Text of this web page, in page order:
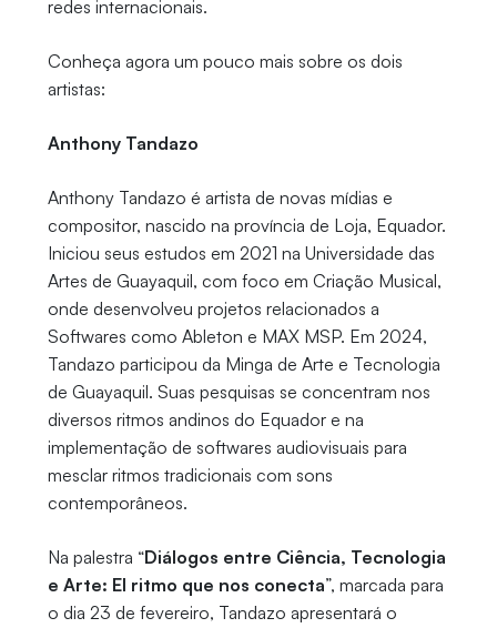
redes internacionais.
Conheça agora um pouco mais sobre os dois
artistas:
Anthony Tandazo
Anthony Tandazo é artista de novas mídias e
compositor, nascido na província de Loja, Equador.
Iniciou seus estudos em 2021 na Universidade das
Artes de Guayaquil, com foco em Criação Musical,
onde desenvolveu projetos relacionados a
Softwares como Ableton e MAX MSP. Em 2024,
Tandazo participou da Minga de Arte e Tecnologia
de Guayaquil. Suas pesquisas se concentram nos
diversos ritmos andinos do Equador e na
implementação de softwares audiovisuais para
mesclar ritmos tradicionais com sons
contemporâneos.
Na palestra “Diálogos entre Ciência, Tecnologia
e Arte: El ritmo que nos conecta”, marcada para
o dia 23 de fevereiro, Tandazo apresentará o